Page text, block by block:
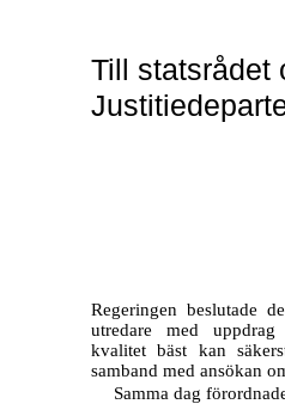
Till statsrådet
Regeringen beslutade
utredare med
kvalitet bäst kan
samband med ansökan
Samma dag